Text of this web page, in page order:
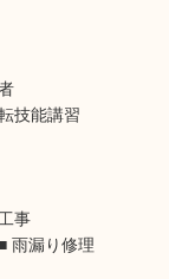
者
技能講習
事
雨漏り修理